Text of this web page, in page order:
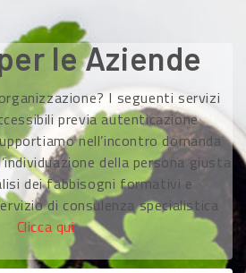
le Aziende
I seguenti servizi
previa autenticazione
nell’incontro domanda
della persona giusta
dei fabbisogni formativi e
di consulenza specialistica
Clicca qui